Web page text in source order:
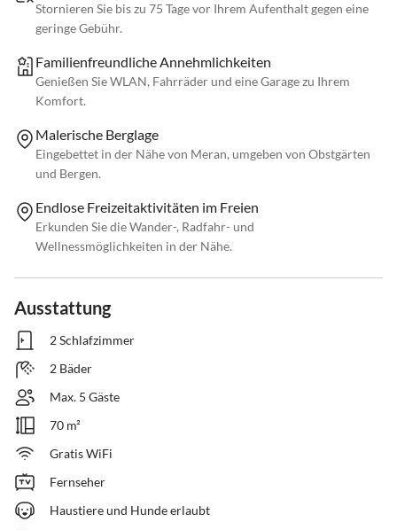
Stornieren Sie bis zu 75 Tage vor Ihrem Aufenthalt gegen eine
geringe Gebühr.
Familienfreundliche Annehmlichkeiten
Genießen Sie WLAN, Fahrräder und eine Garage zu Ihrem
Komfort.
Malerische Berglage
Eingebettet in der Nähe von Meran, umgeben von Obstgärten
und Bergen.
Endlose Freizeitaktivitäten im Freien
Erkunden Sie die Wander-, Radfahr- und
Wellnessmöglichkeiten in der Nähe.
Ausstattung
2 Schlafzimmer
2 Bäder
Max. 5 Gäste
70 m²
Gratis WiFi
Fernseher
Haustiere und Hunde erlaubt